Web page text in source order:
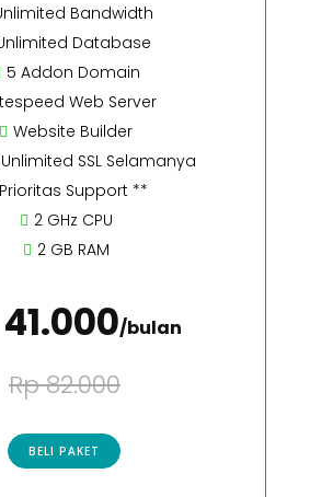
Bandwidth
Database
5 Addon Domain
Web Server
Website Builder
SSL Selamanya
Prioritas Support **
2 GHz CPU
2 GB RAM
/bulan
Rp 82.000
BELI PAKET